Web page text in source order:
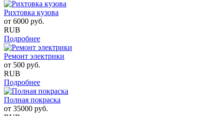
Рихтовка кузова
от 6000 руб.
RUB
Подробнее
Ремонт электрики
от 500 руб.
RUB
Подробнее
Полная покраска
от 35000 руб.